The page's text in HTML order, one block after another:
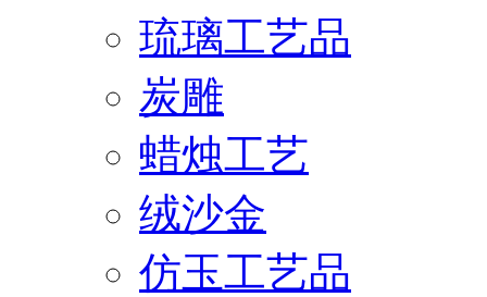
琉璃工艺品
炭雕
蜡烛工艺
绒沙金
仿玉工艺品